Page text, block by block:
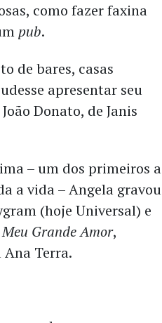
como fazer faxina
pub.
de bares, casas
apresentar seu
Donato, de Janis
– um dos primeiros a
a vida – Angela gravou
(hoje Universal) e
Grande Amor,
Terra.